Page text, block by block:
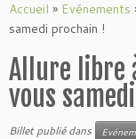
Accueil » Evénements
samedi prochain !
Allure libre
vous
Billet publié dans